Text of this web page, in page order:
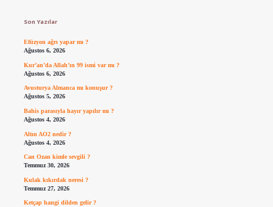
Son Yazılar
Efüzyon ağrı yapar mı ?
Ağustos 6, 2026
Kur’an’da Allah’ın 99 ismi var mı ?
Ağustos 6, 2026
Avusturya Almanca mı konuşur ?
Ağustos 5, 2026
Bahis parasıyla hayır yapılır mı ?
Ağustos 4, 2026
Altın AO2 nedir ?
Ağustos 4, 2026
Can Ozan kimle sevgili ?
Temmuz 30, 2026
Kulak kıkırdak neresi ?
Temmuz 27, 2026
Ketçap hangi dilden gelir ?